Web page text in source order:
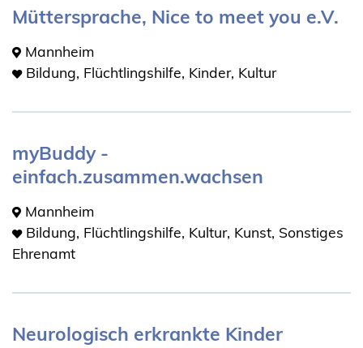
Müttersprache, Nice to meet you e.V.
Mannheim
Bildung, Flüchtlingshilfe, Kinder, Kultur
myBuddy -
einfach.zusammen.wachsen
Mannheim
Bildung, Flüchtlingshilfe, Kultur, Kunst, Sonstiges
Ehrenamt
Neurologisch erkrankte Kinder